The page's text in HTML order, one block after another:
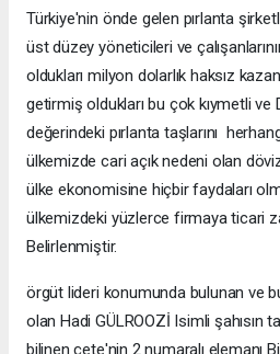
Türkiye'nin önde gelen pırlanta
üst düzey yöneticileri ve
oldukları milyon dolarlık haksız
getirmiş oldukları bu çok kıymetli ve
değerindeki pırlanta taşlarını
ülkemizde cari açık nedeni olan
ülke ekonomisine hiçbir faydaları
ülkemizdeki yüzlerce firmaya ticari
Belirlenmiştir.
örgüt lideri konumunda bulunan ve
olan Hadi GÜLROOZİ Isimli şahısın
bilinen çete'nin 2 numaralı elemanı